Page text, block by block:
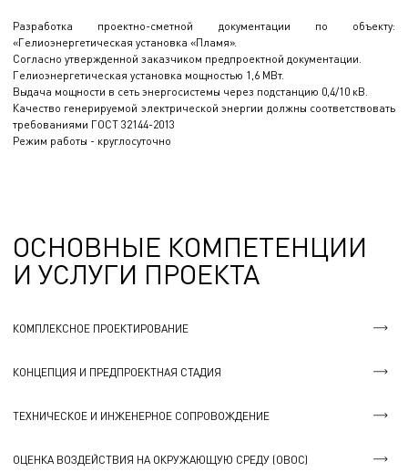
Разработка проектно-сметной документации по объекту:
«Гелиоэнергетическая установка «Пламя».
Согласно утвержденной заказчиком предпроектной документации.
Гелиоэнергетическая установка мощностью 1,6 МВт.
Выдача мощности в сеть энергосистемы через подстанцию 0,4/10 кВ.
Качество генерируемой электрической энергии должны соответствовать
требованиями ГОСТ 32144-2013
Режим работы - круглосуточно
ОСНОВНЫЕ КОМПЕТЕНЦИИ
И УСЛУГИ ПРОЕКТА
КОМПЛЕКСНОЕ ПРОЕКТИРОВАНИЕ
КОНЦЕПЦИЯ И ПРЕДПРОЕКТНАЯ СТАДИЯ
ТЕХНИЧЕСКОЕ И ИНЖЕНЕРНОЕ СОПРОВОЖДЕНИЕ
ОЦЕНКА ВОЗДЕЙСТВИЯ НА ОКРУЖАЮЩУЮ СРЕДУ (ОВОС)